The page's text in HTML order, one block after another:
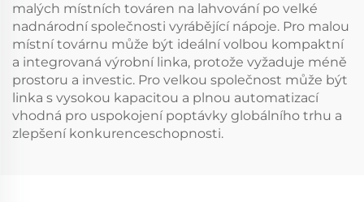
malých místních továren na lahvování po velké
nadnárodní společnosti vyrábějící nápoje. Pro malou
místní továrnu může být ideální volbou kompaktní
a integrovaná výrobní linka, protože vyžaduje méně
prostoru a investic. Pro velkou společnost může být
linka s vysokou kapacitou a plnou automatizací
vhodná pro uspokojení poptávky globálního trhu a
zlepšení konkurenceschopnosti.